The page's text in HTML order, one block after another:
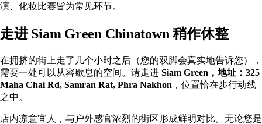
演、化妆比赛皆为常见环节。
走进 Siam Green Chinatown 稍作休整
在拥挤的街上走了几个小时之后（您的双脚会真实地告诉您），
需要一处可以从容歇息的空间。请走进 Siam Green，地址：325
Maha Chai Rd, Samran Rat, Phra Nakhon ，位置恰在步行动线
之中。
店内凉意宜人，与户外感官浓烈的街区形成鲜明对比。无论您是